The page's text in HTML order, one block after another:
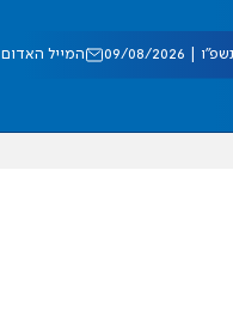
08/2026 המייל האדום